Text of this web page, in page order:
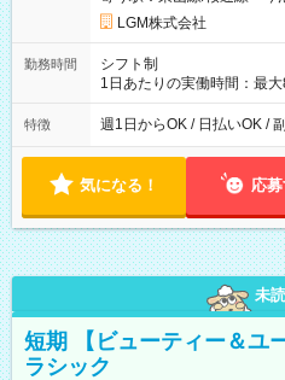
LGM株式会社
勤務時間
シフト制
1日あたりの実働時間：最
特徴 週1日からOK / 日払いOK /
気になる！ 応
未読
短期 【ビューティー＆ユ
ラシック